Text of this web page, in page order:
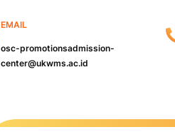
EMAIL
osc-promotionsadmission-
center@ukwms.ac.id